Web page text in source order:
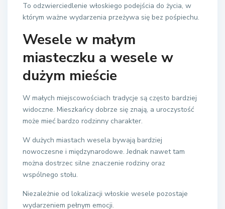
To odzwierciedlenie włoskiego podejścia do życia, w
którym ważne wydarzenia przeżywa się bez pośpiechu.
Wesele w małym
miasteczku a wesele w
dużym mieście
W małych miejscowościach tradycje są często bardziej
widoczne. Mieszkańcy dobrze się znają, a uroczystość
może mieć bardzo rodzinny charakter.
W dużych miastach wesela bywają bardziej
nowoczesne i międzynarodowe. Jednak nawet tam
można dostrzec silne znaczenie rodziny oraz
wspólnego stołu.
Niezależnie od lokalizacji włoskie wesele pozostaje
wydarzeniem pełnym emocji.